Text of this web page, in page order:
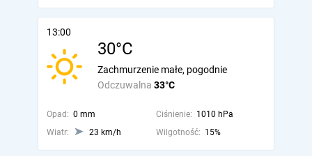
13:00
30°C
Odczuwalna 33°C
Zachmurzenie małe, pogodnie
Opad: 0 mm Ciśnienie: 1010 hPa
Wiatr:
23 km/h Wilgotność: 15%